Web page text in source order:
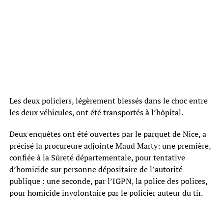
Les deux policiers, légèrement blessés dans le choc entre
les deux véhicules, ont été transportés à l’hôpital.
Deux enquêtes ont été ouvertes par le parquet de Nice, a
précisé la procureure adjointe Maud Marty: une première,
confiée à la Sûreté départementale, pour tentative
d’homicide sur personne dépositaire de l’autorité
publique : une seconde, par l’IGPN, la police des polices,
pour homicide involontaire par le policier auteur du tir.